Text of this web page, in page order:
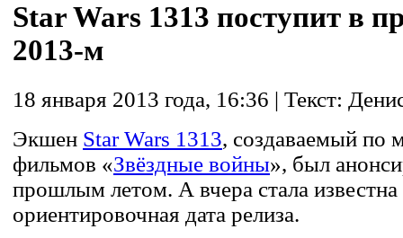
Star Wars 1313 поступит в
2013-м
18 января 2013 года, 16:36 | Текст:
Экшен Star Wars 1313, создаваемый по
фильмов «Звёздные войны», был
прошлым летом. А вчера стала известна
ориентировочная дата релиза.